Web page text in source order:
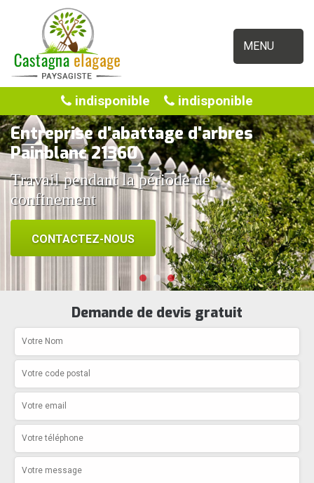
MENU
indisponible indisponible
Entreprise d'abattage d'arbres
Painblanc 21360
Travail pendant la période de
confinement
CONTACTEZ-NOUS
Demande de devis gratuit